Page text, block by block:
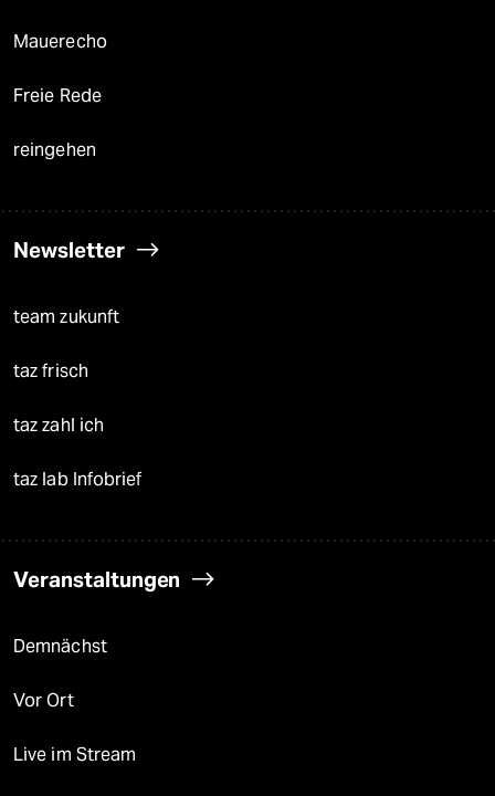
Mauerecho
Freie Rede
reingehen
Newsletter
team zukunft
taz frisch
taz zahl ich
taz lab Infobrief
Veranstaltungen
Demnächst
Vor Ort
Live im Stream